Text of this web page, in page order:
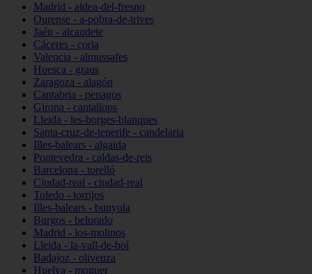
Madrid - aldea-del-fresno
Ourense - a-pobra-de-trives
Jaén - alcaudete
Cáceres - coria
Valencia - almussafes
Huesca - graus
Zaragoza - alagón
Cantabria - penagos
Girona - cantallops
Lleida - les-borges-blanques
Santa-cruz-de-tenerife - candelaria
Illes-balears - algaida
Pontevedra - caldas-de-reis
Barcelona - torelló
Ciudad-real - ciudad-real
Toledo - torrijos
Illes-balears - bunyola
Burgos - belorado
Madrid - los-molinos
Lleida - la-vall-de-boí
Badajoz - olivenza
Huelva - moguer